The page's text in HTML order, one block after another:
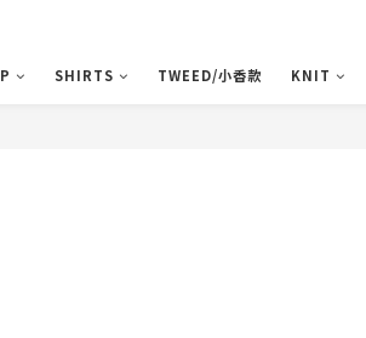
SHIRTS TWEED/小香款 KNIT